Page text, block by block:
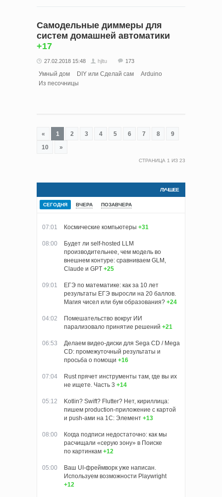
Самодельные диммеры для
систем домашней автоматики
+17
27.02.2018 15:48 hjltu 173
Умный дом DIY или Сделай сам
Arduino
Из песочницы
« 1 2 3 4 5 6 7 8
9
10
»
СТРАНИЦА 1 ИЗ 23
ЛУЧШЕЕ
СЕГОДНЯ ВЧЕРА ПОЗАВЧЕРА
07:01 Космические компьютеры +31
08:00
Будет ли self-hosted LLM
производительнее, чем модель во
внешнем контуре: сравниваем GLM,
Claude и GPT +25
09:01
ЕГЭ по математике: как за 10 лет
результаты ЕГЭ выросли на 20 баллов.
Магия чисел или бум образования? +24
04:02
Помешательство вокруг ИИ
парализовало принятие решений +21
06:53
Делаем видео-диски для Sega CD / Mega
CD: промежуточный результаты и
просьба о помощи +16
07:04
Rust прячет инструменты там, где вы их
не ищете. Часть 3 +14
05:12
Kotlin? Swift? Flutter? Нет, кириллица:
пишем production-приложение с картой
и push-ами на 1С: Элемент +13
08:00
Когда подписи недостаточно: как мы
расчищали «серую зону» в Поиске
по картинкам +12
05:00
Ваш UI-фреймворк уже написан.
Используем возможности Playwright
+12